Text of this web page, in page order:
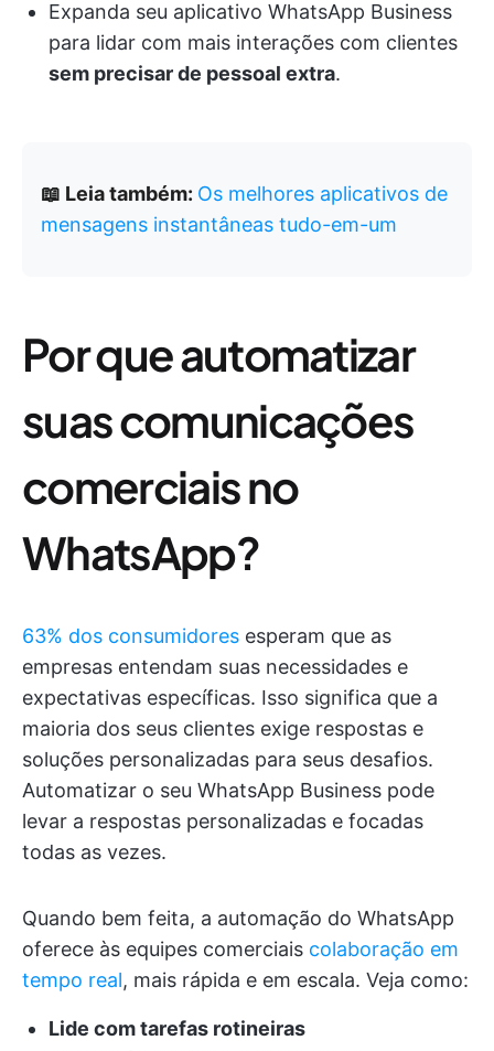
Expanda seu aplicativo WhatsApp Business
para lidar com mais interações com clientes
sem precisar de pessoal extra.
📖 Leia também: Os melhores aplicativos de
mensagens instantâneas tudo-em-um
Por que automatizar
suas comunicações
comerciais no
WhatsApp?
63% dos consumidores esperam que as
empresas entendam suas necessidades e
expectativas específicas. Isso significa que a
maioria dos seus clientes exige respostas e
soluções personalizadas para seus desafios.
Automatizar o seu WhatsApp Business pode
levar a respostas personalizadas e focadas
todas as vezes.
Quando bem feita, a automação do WhatsApp
oferece às equipes comerciais colaboração em
tempo real, mais rápida e em escala. Veja como:
Lide com tarefas rotineiras